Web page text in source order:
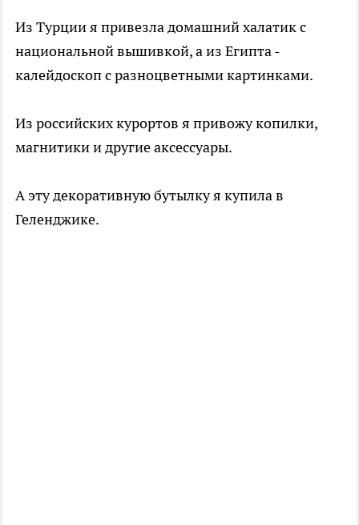
Из Турции я привезла домашний халатик с
национальной вышивкой, а из Египта -
калейдоскоп с разноцветными картинками.
Из российских курортов я привожу копилки,
магнитики и другие аксессуары.
А эту декоративную бутылку я купила в
Геленджике.